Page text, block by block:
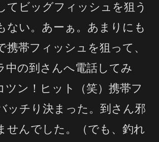
てビッグフィッシュを狙う
ない。あーぁ。あまりにも
携帯フィッシュを狙って、
中の到さんへ電話してみ
ツン！ヒット（笑）携帯フ
ッチり決まった。到さん邪
せんでした。（でも、釣れ